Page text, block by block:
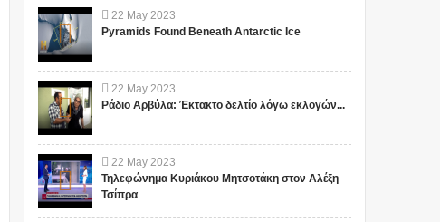
22 May 2023
Pyramids Found Beneath Antarctic Ice
22 May 2023
Ράδιο Αρβύλα: Έκτακτο δελτίο λόγω εκλογών...
22 May 2023
Τηλεφώνημα Κυριάκου Μητσοτάκη στον Αλέξη
Τσίπρα